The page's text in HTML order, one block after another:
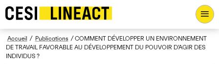
CESI LINEACT - Laboratoire de recherche et d'innovation -
Fil d’Ariane
Accueil Publications
COMMENT DÉVELOPPER UN ENVIRONNEMENT
DE TRAVAIL FAVORABLE AU DÉVELOPPEMENT DU POUVOIR D’AGIR DES
INDIVIDUS ?